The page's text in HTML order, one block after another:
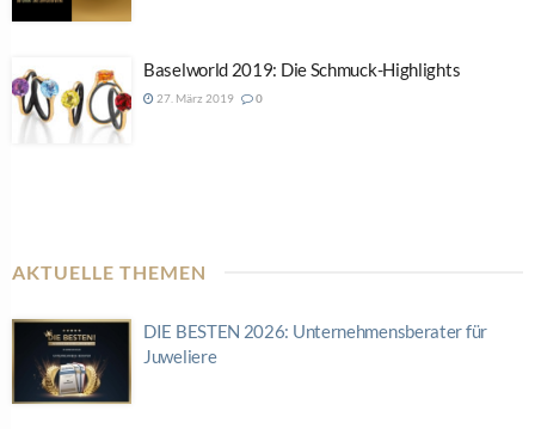
Baselworld 2019: Die Schmuck-Highlights
27. März 2019 0
AKTUELLE THEMEN
DIE BESTEN 2026: Unternehmensberater für
Juweliere